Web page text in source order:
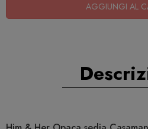
AGGIUNGI AL